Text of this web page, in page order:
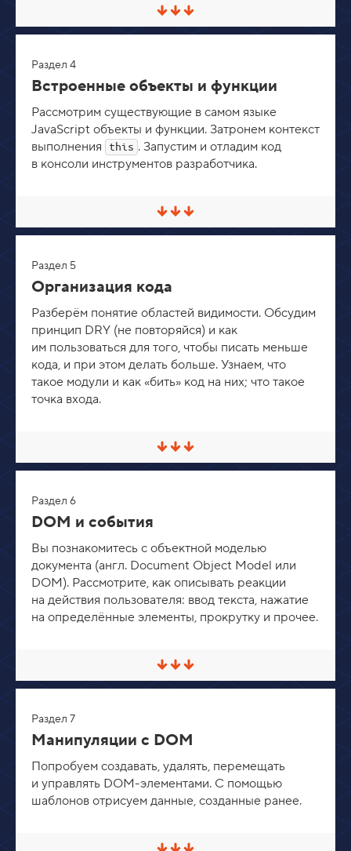
р
у
С
в
т
/
Р
а
з
в
н
у
т
Раздел 4
Встроенные объекты и функции
Рассмотрим существующие в самом языке
JavaScript объекты и функции. Затронем контекст
выполнения
this . Запустим и отладим код
в консоли инструментов разработчика.
С
в
/
Р
а
з
в
е
ь
Раздел 5
Организация кода
Разберём понятие областей видимости. Обсудим
принцип DRY (не повторяйся) и как
им пользоваться для того, чтобы писать меньше
кода, и при этом делать больше. Узнаем, что
такое модули и как «бить» код на них; что такое
точка входа.
С
в
/
Р
а
з
в
е
т
ь
Раздел 6
DOM и события
Вы познакомитесь с объектной моделью
документа (англ. Document Object Model или
DOM). Рассмотрите, как описывать реакции
на действия пользователя: ввод текста, нажатие
на определённые элементы, прокрутку и прочее.
С
в
у
т
/
Р
а
з
р
Раздел 7
Манипуляции с DOM
Попробуем создавать, удалять, перемещать
и управлять DOM-элементами. С помощью
шаблонов отрисуем данные, созданные ранее.